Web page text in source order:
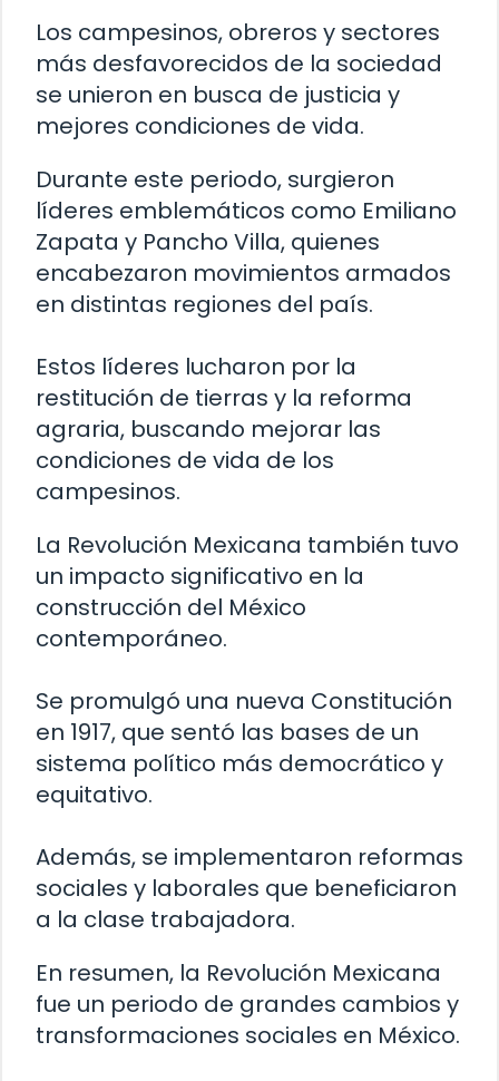
Los campesinos, obreros y sectores
más desfavorecidos de la sociedad
se unieron en busca de justicia y
mejores condiciones de vida.
Durante este periodo, surgieron
líderes emblemáticos como Emiliano
Zapata y Pancho Villa, quienes
encabezaron movimientos armados
en distintas regiones del país.
Estos líderes lucharon por la
restitución de tierras y la reforma
agraria, buscando mejorar las
condiciones de vida de los
campesinos.
La Revolución Mexicana también tuvo
un impacto significativo en la
construcción del México
contemporáneo.
Se promulgó una nueva Constitución
en 1917, que sentó las bases de un
sistema político más democrático y
equitativo.
Además, se implementaron reformas
sociales y laborales que beneficiaron
a la clase trabajadora.
En resumen, la Revolución Mexicana
fue un periodo de grandes cambios y
transformaciones sociales en México.